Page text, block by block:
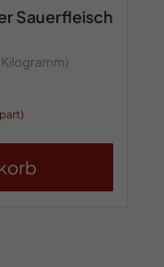
Sauerfleisch